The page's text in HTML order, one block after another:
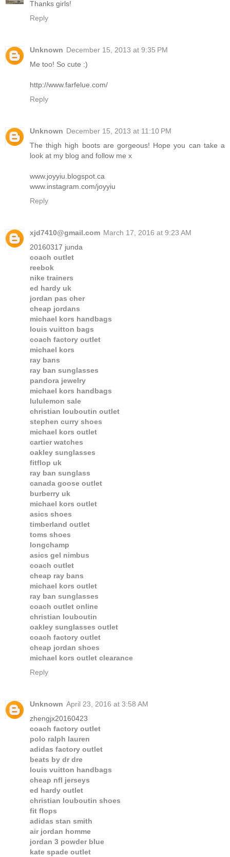
Thanks girls!
Reply
Unknown December 15, 2013 at 9:35 PM
Me too! So cute :)
http://www.farfelue.com/
Reply
Unknown December 15, 2013 at 11:10 PM
The thigh high boots are gorgeous! Hope you can take a
look at my blog and follow me x
www.joyyiu.blogspot.ca
www.instagram.com/joyyiu
Reply
xjd7410@gmail.com March 17, 2016 at 9:23 AM
20160317 junda
coach outlet
reebok
nike trainers
ed hardy uk
jordan pas cher
cheap jordans
michael kors handbags
louis vuitton bags
coach factory outlet
michael kors
ray bans
ray ban sunglasses
pandora jewelry
michael kors handbags
lululemon sale
christian louboutin outlet
stephen curry shoes
michael kors outlet
cartier watches
oakley sunglasses
fitflop uk
ray ban sunglass
canada goose outlet
burberry uk
michael kors outlet
asics shoes
timberland outlet
toms shoes
longchamp
asics gel nimbus
coach outlet
cheap ray bans
michael kors outlet
ray ban sunglasses
coach outlet online
christian louboutin
oakley sunglasses outlet
coach factory outlet
cheap jordan shoes
michael kors outlet clearance
Reply
Unknown April 23, 2016 at 3:58 AM
zhengjx20160423
coach factory outlet
polo ralph lauren
adidas factory outlet
beats by dr dre
louis vuitton handbags
cheap nfl jerseys
ed hardy outlet
christian louboutin shoes
fit flops
adidas stan smith
air jordan homme
jordan 3 powder blue
kate spade outlet